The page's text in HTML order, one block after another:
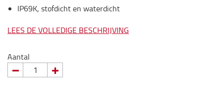
IP69K, stofdicht en waterdicht
LEES DE VOLLEDIGE BESCHRIJVING
Aantal